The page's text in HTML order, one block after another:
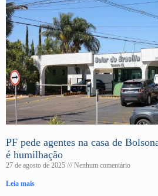
PF pede agentes na casa de
é humilhação
27 de agosto de 2025 Nenhum comentário
Leia mais